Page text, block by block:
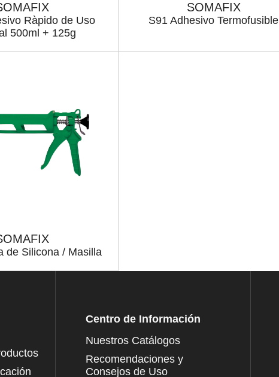
Ràpido de Uso
500ml + 125g
SOMAFIX
S91 Adhesivo Termofusible
de Silicona / Masilla
Centro de Información
Nuestros Catálogos
Recomendaciones y
Consejos de Uso